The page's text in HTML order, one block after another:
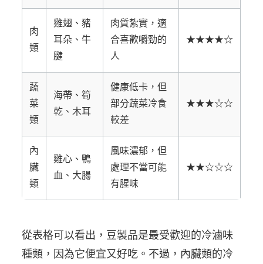
肉
類
雞翅、豬
耳朵、牛
腱
肉質紮實，適
合喜歡嚼勁的
人
★★★★☆
蔬
菜
類
海帶、筍
乾、木耳
健康低卡，但
部分蔬菜冷食
較差
★★★☆☆
內
臟
類
雞心、鴨
血、大腸
風味濃郁，但
處理不當可能
有腥味
★★☆☆☆
從表格可以看出，豆製品是最受歡迎的冷滷味
種類，因為它便宜又好吃。不過，內臟類的冷